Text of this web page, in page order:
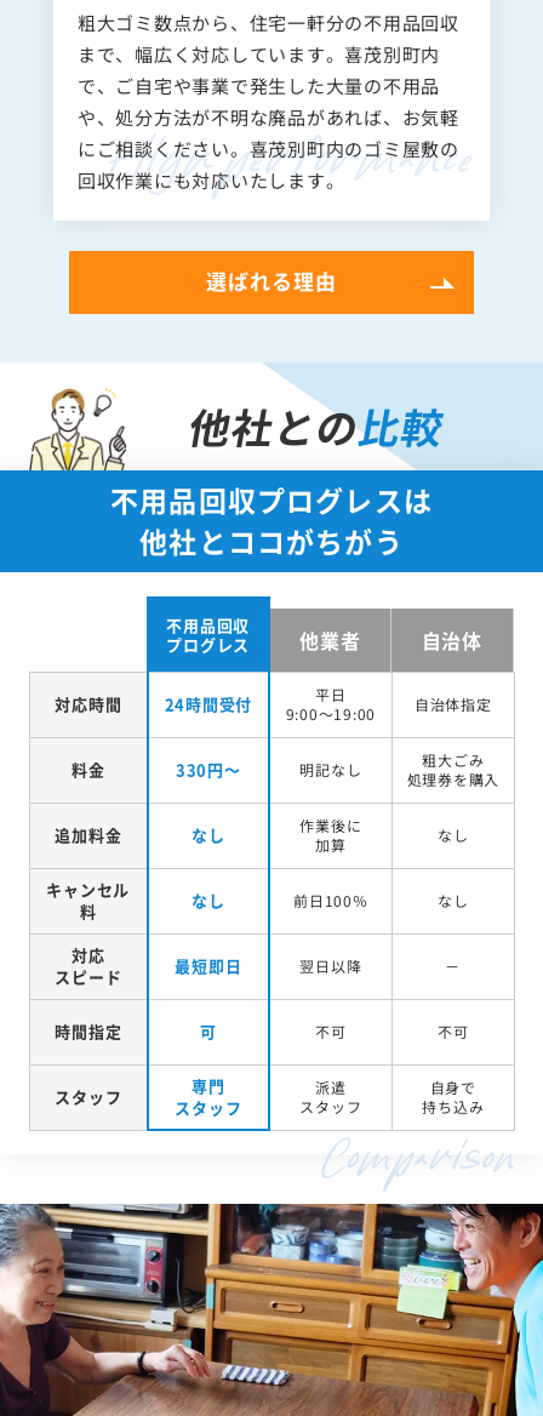
粗大ゴミ数点から、住宅一軒分の不用品回収
まで、幅広く対応しています。喜茂別町内
で、ご自宅や事業で発生した大量の不用品
や、処分方法が不明な廃品があれば、お気軽
にご相談ください。喜茂別町内のゴミ屋敷の
回収作業にも対応いたします。
選ばれる理由
他社との比較
不用品回収プログレスは
他社とココがちがう
不用品回収
プログレス
他業者 自治体
対応時間 24時間受付
平日
9:00～19:00
自治体指定
料金 330円～ 明記なし
粗大ごみ
処理券を購入
追加料金 なし
作業後に
加算
なし
キャンセル
料
なし 前日100％ なし
対応
スピード
最短即日 翌日以降 －
時間指定 可 不可 不可
スタッフ
専門
スタッフ
派遣
スタッフ
自身で
持ち込み